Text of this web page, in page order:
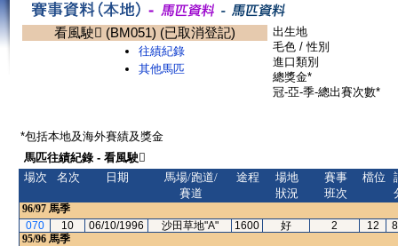
看風駛 (BM051) (已取消登記)
往績紀錄
其他馬匹
出生地
毛色 / 性別
進口類別
總獎金*
冠-亞-季-總出賽次數*
*包括本地及海外賽績及獎金
馬匹往績紀錄 - 看風駛
場次
名次 日期
馬場/跑道/
賽道
途程
場地
狀況
賽事
班次
檔位
96/97 馬季
070
10 06/10/1996 沙田草地"A" 1600 好 2 12
95/96 馬季